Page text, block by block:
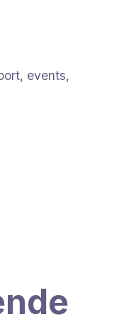
events,